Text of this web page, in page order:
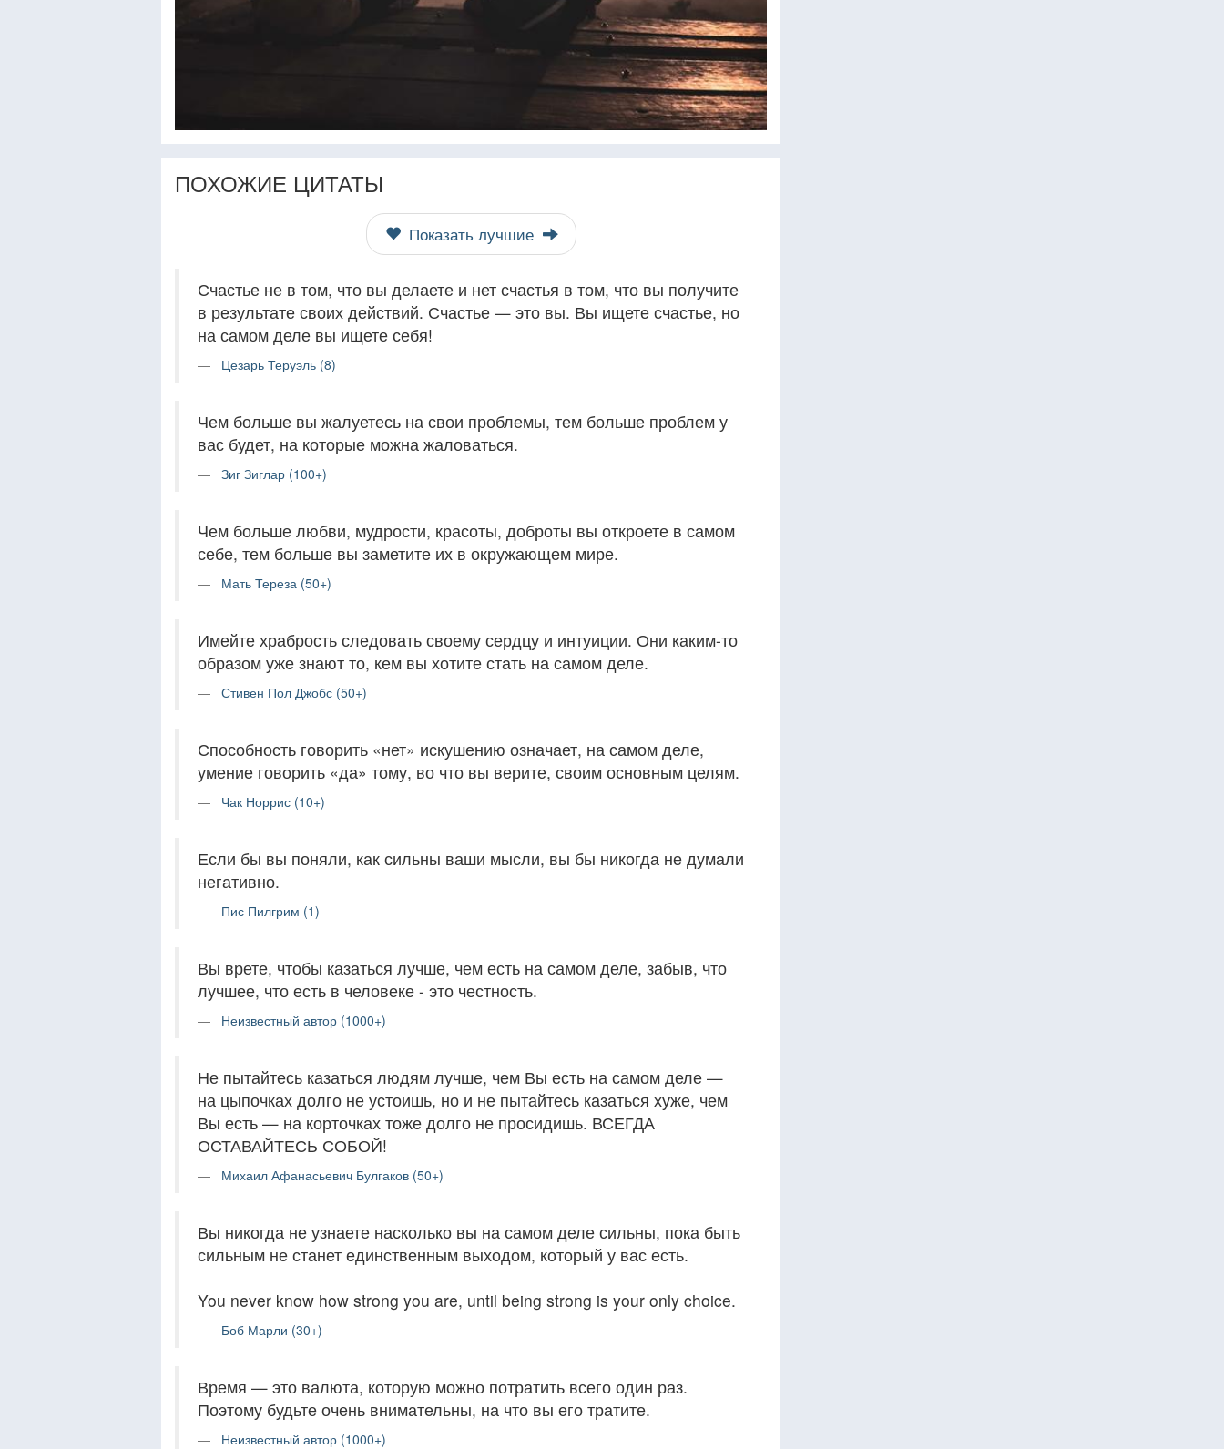
ПОХОЖИЕ ЦИТАТЫ
Показать лучшие
Счастье не в том, что вы делаете и нет счастья в том, что вы получите
в результате своих действий. Счастье — это вы. Вы ищете счастье, но
на самом деле вы ищете себя!
Цезарь Теруэль (8)
Чем больше вы жалуетесь на свои проблемы, тем больше проблем у
вас будет, на которые можна жаловаться.
Зиг Зиглар (100+)
Чем больше любви, мудрости, красоты, доброты вы откроете в самом
себе, тем больше вы заметите их в окружающем мире.
Мать Тереза (50+)
Имейте храбрость следовать своему сердцу и интуиции. Они каким-то
образом уже знают то, кем вы хотите стать на самом деле.
Стивен Пол Джобс (50+)
Способность говорить «нет» искушению означает, на самом деле,
умение говорить «да» тому, во что вы верите, своим основным целям.
Чак Норрис (10+)
Если бы вы поняли, как сильны ваши мысли, вы бы никогда не думали
негативно.
Пис Пилгрим (1)
Вы врете, чтобы казаться лучше, чем есть на самом деле, забыв, что
лучшее, что есть в человеке - это честность.
Неизвестный автор (1000+)
Не пытайтесь казаться людям лучше, чем Вы есть на самом деле —
на цыпочках долго не устоишь, но и не пытайтесь казаться хуже, чем
Вы есть — на корточках тоже долго не просидишь. ВСЕГДА
ОСТАВАЙТЕСЬ СОБОЙ!
Михаил Афанасьевич Булгаков (50+)
Вы никогда не узнаете насколько вы на самом деле сильны, пока быть
сильным не станет единственным выходом, который у вас есть.
You never know how strong you are, until being strong is your only choice.
Боб Марли (30+)
Время — это валюта, которую можно потратить всего один раз.
Поэтому будьте очень внимательны, на что вы его тратите.
Неизвестный автор (1000+)